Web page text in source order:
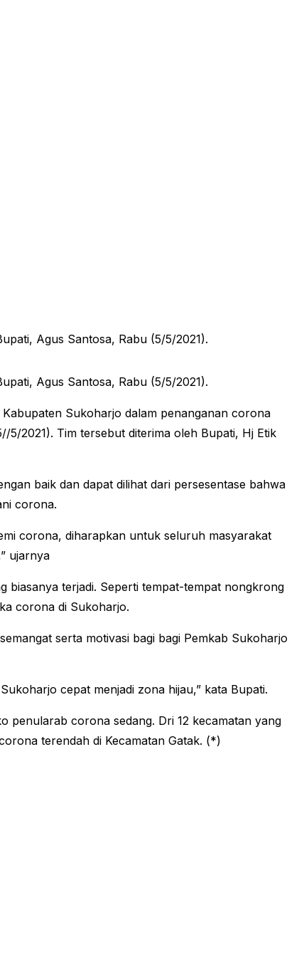
Agus Santosa, Rabu (5/5/2021).
Agus Santosa, Rabu (5/5/2021).
Sukoharjo dalam penanganan corona
5/2021). Tim tersebut diterima oleh Bupati, Hj Etik
baik dan dapat dilihat dari persesentase bahwa
corona.
corona, diharapkan untuk seluruh masyarakat
ujarnya
biasanya terjadi. Seperti tempat-tempat nongkrong
corona di Sukoharjo.
serta motivasi bagi bagi Pemkab Sukoharjo
cepat menjadi zona hijau,” kata Bupati.
penularab corona sedang. Dri 12 kecamatan yang
terendah di Kecamatan Gatak. (*)